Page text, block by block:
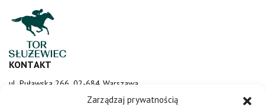
Zarządzaj prywatnością
KONTAKT
ul. Puławska 266, 02-684 Warszawa
sluzewiec@totalizator.pl